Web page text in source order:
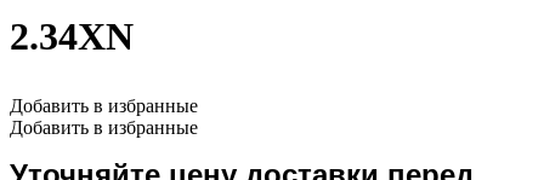
2.34XN
Добавить в избранные
Добавить в избранные